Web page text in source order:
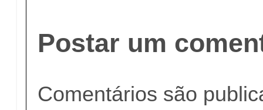
Postar um
Comentários são